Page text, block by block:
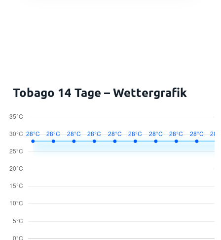
Tobago 14 Tage – Wettergrafik